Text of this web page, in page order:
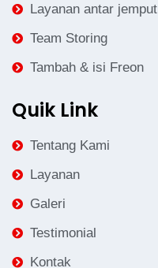
Layanan antar jemput
Team Storing
Tambah & isi Freon
Quik Link
Tentang Kami
Layanan
Galeri
Testimonial
Kontak